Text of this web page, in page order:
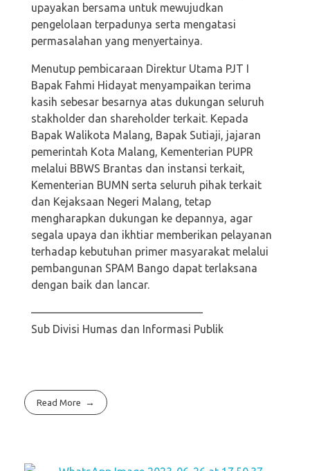
upayakan bersama untuk mewujudkan
pengelolaan terpadunya serta mengatasi
permasalahan yang menyertainya.
Menutup pembicaraan Direktur Utama PJT I
Bapak Fahmi Hidayat menyampaikan terima
kasih sebesar besarnya atas dukungan seluruh
stakholder dan shareholder terkait. Kepada
Bapak Walikota Malang, Bapak Sutiaji, jajaran
pemerintah Kota Malang, Kementerian PUPR
melalui BBWS Brantas dan instansi terkait,
Kementerian BUMN serta seluruh pihak terkait
dan Kejaksaan Negeri Malang, tetap
mengharapkan dukungan ke depannya, agar
segala upaya dan ikhtiar memberikan pelayanan
terhadap kebutuhan primer masyarakat melalui
pembangunan SPAM Bango dapat terlaksana
dengan baik dan lancar.
———————————————–
Sub Divisi Humas dan Informasi Publik
Read More